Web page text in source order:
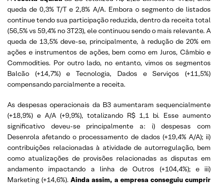
queda de 0,3% T/T e 2,8% A/A. Embora o segmento de listados
continue tendo sua participação reduzida, dentro da receita total
(56,5% vs 59,4% no 3T23), ele continuou sendo o mais relevante. A
queda de 13,5% deve-se, principalmente, à redução de 20% em
ações e instrumentos de ações, bem como em Juros, Câmbio e
Commodities. Por outro lado, no entanto, vimos os segmentos
Balcão (+14,7%) e Tecnologia, Dados e Serviços (+11,5%)
compensando parcialmente a receita.
As despesas operacionais da B3 aumentaram sequencialmente
(+18,9%) e A/A (+9,9%), totalizando R$ 1,1 bi. Esse aumento
significativo deveu-se principalmente a: i) despesas com
Desenrola afetando o processamento de dados (+19,4% A/A); ii)
contribuições relacionadas à atividade de autorregulação, bem
como atualizações de provisões relacionadas as disputas em
andamento impactando a linha de Outros (+104,4%); e iii)
Marketing (+14,6%).Ainda assim, a empresa conseguiu cumprir